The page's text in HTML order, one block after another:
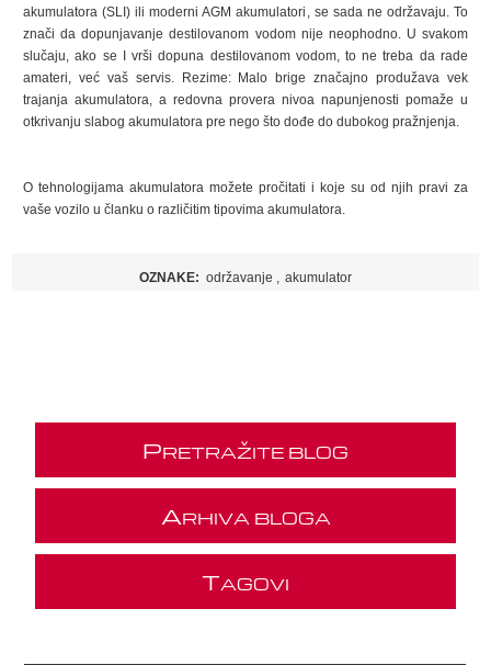
akumulatora (SLI) ili moderni AGM akumulatori, se sada ne održavaju. To
znači da dopunjavanje destilovanom vodom nije neophodno. U svakom
slučaju, ako se I vrši dopuna destilovanom vodom, to ne treba da rade
amateri, već vaš servis. Rezime: Malo brige značajno produžava vek
trajanja akumulatora, a redovna provera nivoa napunjenosti pomaže u
otkrivanju slabog akumulatora pre nego što dođe do dubokog pražnjenja.
O tehnologijama akumulatora možete pročitati i koje su od njih pravi za
vaše vozilo u članku o različitim tipovima akumulatora.
OZNAKE: održavanje , akumulator
PRETRAŽITE BLOG
ARHIVA BLOGA
TAGOVI